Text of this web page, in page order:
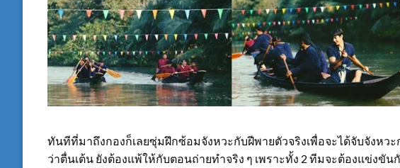
ทันทีที่มาถึงกองก็เลยซุ่มฝึกซ้อมจังหวะกับฝีพายตัวจริงเพื่อจะได้จับจังห
ว่าตื่นเต้น ยังต้องแพ้ให้กับตอนถ่ายทำจริง ๆ เพราะทั้ง 2 ทีมจะต้องแข่งขัน